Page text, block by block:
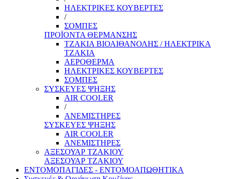
ΗΛΕΚΤΡΙΚΕΣ ΚΟΥΒΕΡΤΕΣ
/
ΣΟΜΠΕΣ
ΠΡΟΪΟΝΤΑ ΘΕΡΜΑΝΣΗΣ
ΤΖΑΚΙΑ ΒΙΟΑΙΘΑΝΟΛΗΣ / ΗΛΕΚΤΡΙΚΑ
ΤΖΑΚΙΑ
ΑΕΡΟΘΕΡΜΑ
ΗΛΕΚΤΡΙΚΕΣ ΚΟΥΒΕΡΤΕΣ
ΣΟΜΠΕΣ
ΣΥΣΚΕΥΕΣ ΨΗΞΗΣ
AIR COOLER
/
ΑΝΕΜΙΣΤΗΡΕΣ
ΣΥΣΚΕΥΕΣ ΨΗΞΗΣ
AIR COOLER
ΑΝΕΜΙΣΤΗΡΕΣ
ΑΞΕΣΟΥΑΡ ΤΖΑΚΙΟΥ
ΑΞΕΣΟΥΑΡ ΤΖΑΚΙΟΥ
ΕΝΤΟΜΟΠΑΓΙΔΕΣ - ΕΝΤΟΜΟΑΠΩΘΗΤΙΚΑ